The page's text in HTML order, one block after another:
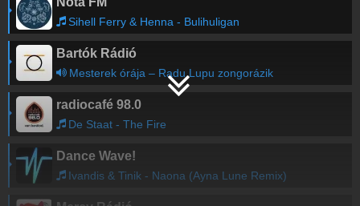
Sihell Ferry & Henna - Bulihuligan
Bartók Rádió
Mesterek órája – Radu Lupu zongorázik
radiocafé 98.0
De Staat - The Fire
Dance Wave!
Ivandis & Tinik - Naona (Ayna Lune Remix)